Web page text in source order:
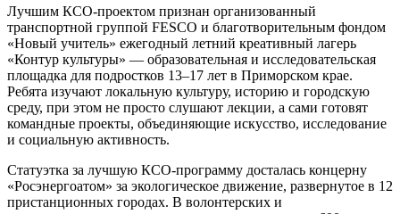
Лучшим КСО-проектом признан организованный
транспортной группой FESCO и благотворительным фондом
«Новый учитель» ежегодный летний креативный лагерь
«Контур культуры» — образовательная и исследовательская
площадка для подростков 13–17 лет в Приморском крае.
Ребята изучают локальную культуру, историю и городскую
среду, при этом не просто слушают лекции, а сами готовят
командные проекты, объединяющие искусство, исследование
и социальную активность.
Статуэтка за лучшую КСО-программу досталась концерну
«Росэнергоатом» за экологическое движение, развернутое в 12
пристанционных городах. В волонтерских и